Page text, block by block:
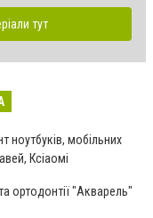
тут
ноутбуків, мобільних
Ксіаомі
ортодонтії "Акварель"